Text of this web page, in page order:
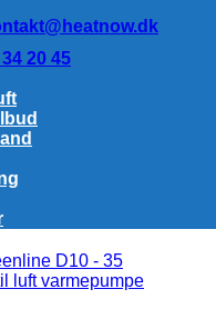
20 45
luft varmepumpe